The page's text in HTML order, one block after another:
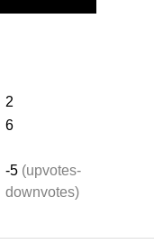
2
6
-5 (upvotes-
downvotes)